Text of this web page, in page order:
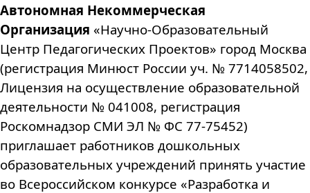
Автономная Некоммерческая
Организация «Научно-Образовательный
Центр Педагогических Проектов» город Москва
(регистрация Минюст России уч. № 7714058502,
Лицензия на осуществление образовательной
деятельности № 041008, регистрация
Роскомнадзор СМИ ЭЛ № ФС 77-75452)
приглашает работников дошкольных
образовательных учреждений принять участие
во Всероссийском конкурсе «Разработка и